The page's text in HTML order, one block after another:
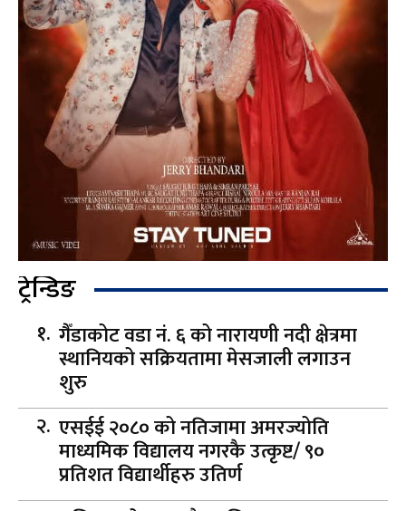
ट्रेन्डिङ
गैँडाकोट वडा नं. ६ को नारायणी नदी क्षेत्रमा
स्थानियको सक्रियतामा मेसजाली लगाउन
शुरु
एसईई २०८० को नतिजामा अमरज्योति
माध्यमिक विद्यालय नगरकै उत्कृष्ट/ ९०
प्रतिशत विद्यार्थीहरु उतिर्ण